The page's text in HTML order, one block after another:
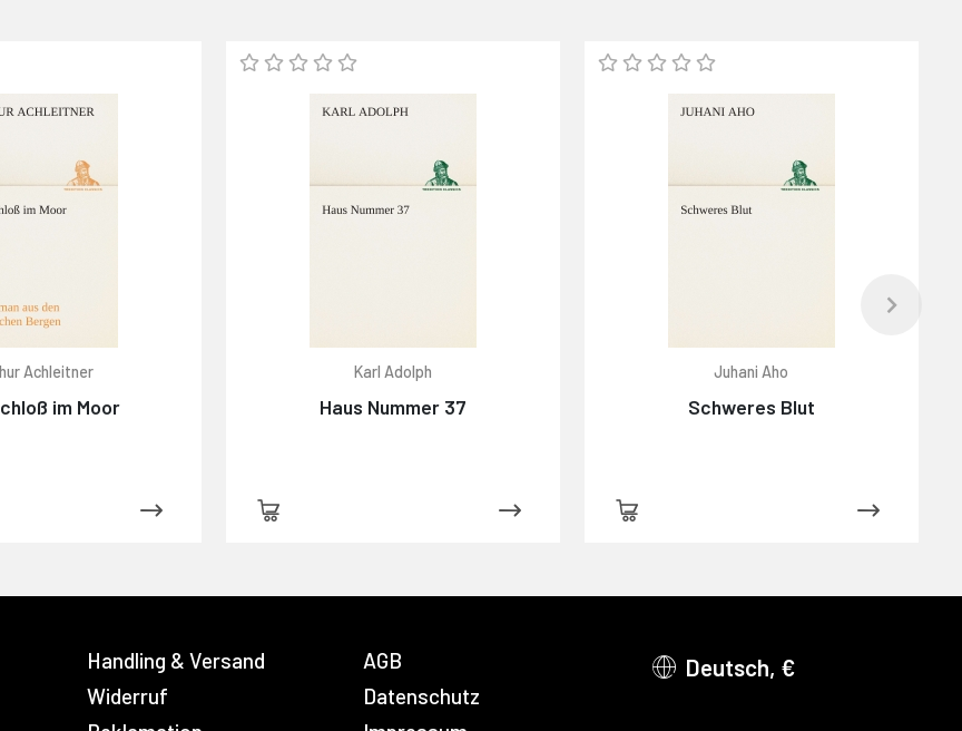
Achleitner
im Moor
Karl Adolph
Haus Nummer 37
Juhani Aho
Schweres Blut
Handling & Versand
Widerruf
AGB
Datenschutz
Deutsch, €